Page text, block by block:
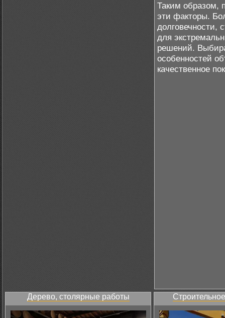
Таким образом,
эти факторы.
долговечности,
для
решений.
особенностей
качественное
Дерево, столярные работы